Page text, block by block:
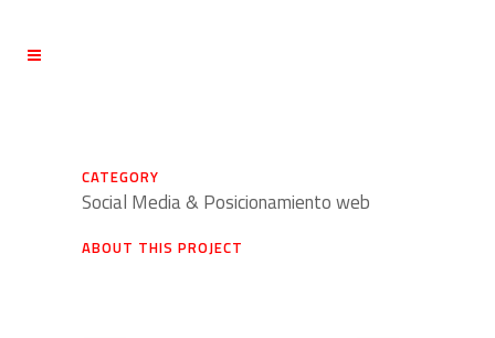
CATEGORY
Social Media & Posicionamiento web
ABOUT THIS PROJECT